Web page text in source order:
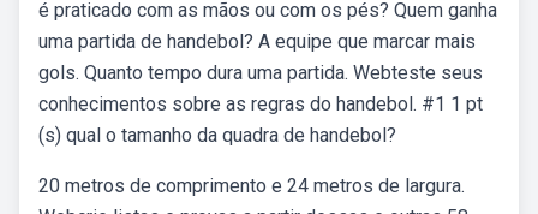
é praticado com as mãos ou com os pés? Quem ganha
uma partida de handebol? A equipe que marcar mais
gols. Quanto tempo dura uma partida. Webteste seus
conhecimentos sobre as regras do handebol. #1 1 pt
(s) qual o tamanho da quadra de handebol?
20 metros de comprimento e 24 metros de largura.